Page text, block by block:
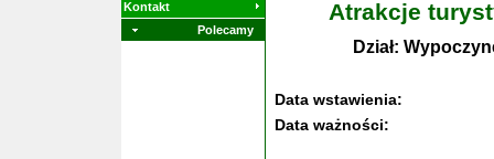
Kontakt
Polecamy
Atrakcje
Dział:
Data wstawienia:
Data ważności: